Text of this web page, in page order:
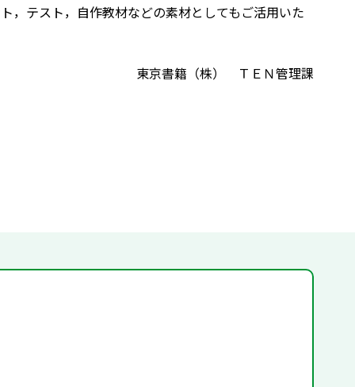
，テスト，自作教材などの素材としてもご活用いた
東京書籍（株） ＴＥＮ管理課